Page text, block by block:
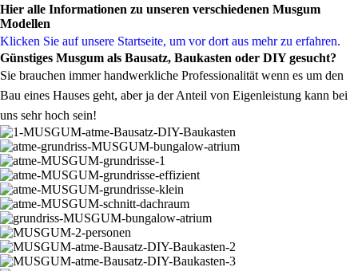
Hier alle Informationen zu unseren verschiedenen Musgum
Modellen
Klicken Sie auf unsere Startseite, um vor dort aus mehr zu erfahren.
Günstiges Musgum als Bausatz, Baukasten oder DIY gesucht?
Sie brauchen immer handwerkliche Professionalität wenn es um den
Bau eines Hauses geht, aber ja der Anteil von Eigenleistung kann bei
uns sehr hoch sein!